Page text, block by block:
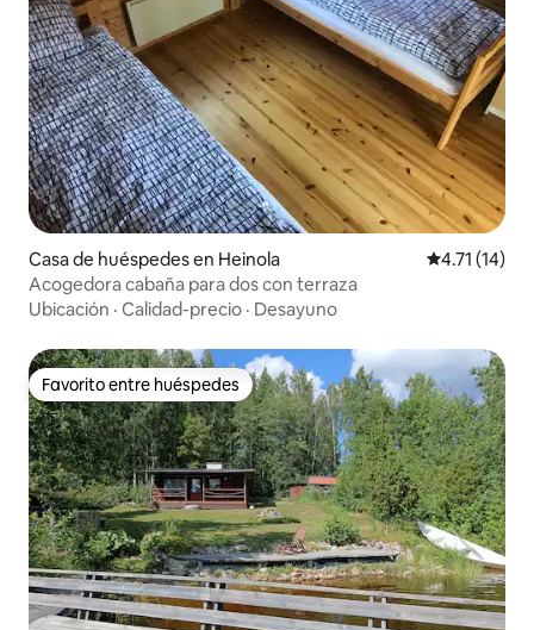
Casa de huéspedes en Heinola Calificación
4.71 (14)
Acogedora cabaña para dos con terraza
Ubicación · Calidad-precio · Desayuno
Favorito entre huéspedes
Favorito entre huéspedes